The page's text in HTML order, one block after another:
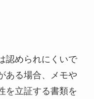
認められにくいで
ある場合、メモや
を立証する書類を